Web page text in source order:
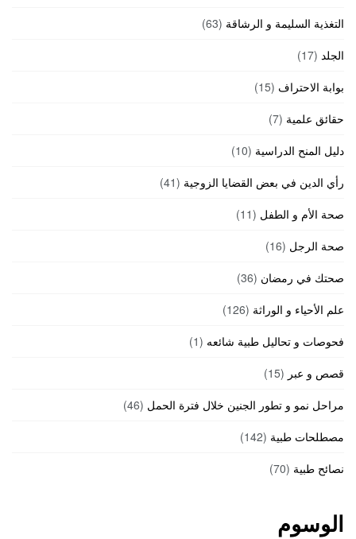
التغذية السليمة و الرشاقة (63)
الجلد (17)
بوابة الاحتراف (15)
حقائق علمية (7)
دليل المنح الدراسية (10)
رأي الدين في بعض القضايا الزوجية (41)
صحة الأم و الطفل (11)
صحة الرجل (16)
صحتك في رمضان (36)
علم الأحياء و الوراثة (126)
فحوصات و تحاليل طبية شائعه (1)
قصص و عبر (15)
مراحل نمو و تطور الجنين خلال فترة الحمل (46)
مصطلحات طبية (142)
نصائح طبية (70)
الوسوم